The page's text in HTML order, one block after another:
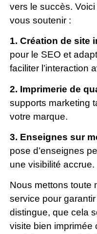
vers le succès.
vous soutenir :
1. Création de site
pour le SEO et
faciliter l’interaction
2. Imprimerie de
supports marketing
votre marque.
3. Enseignes sur
pose d’enseignes
une visibilité accrue.
Nous mettons toute
service pour
distingue, que cela
visite bien imprimée